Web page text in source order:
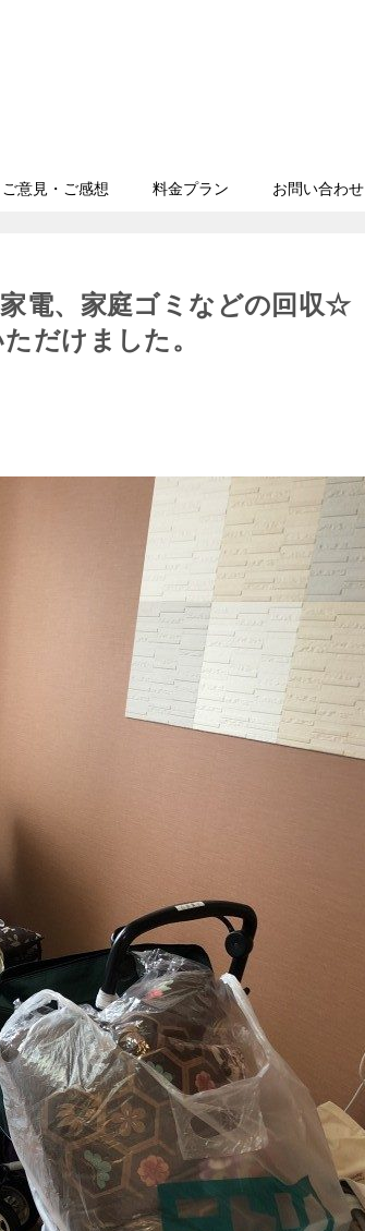
ご意見・ご感想 料金プラン お問い合わせ
家電、家庭ゴミなどの回収☆
だけました。